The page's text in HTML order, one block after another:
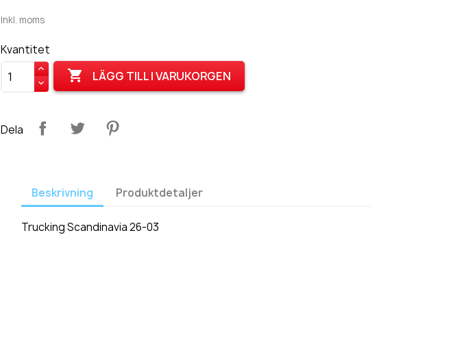
Inkl. moms
Kvantitet
 LÄGG TILL I VARUKORGEN
Dela
Beskrivning Produktdetaljer
Trucking Scandinavia 26-03